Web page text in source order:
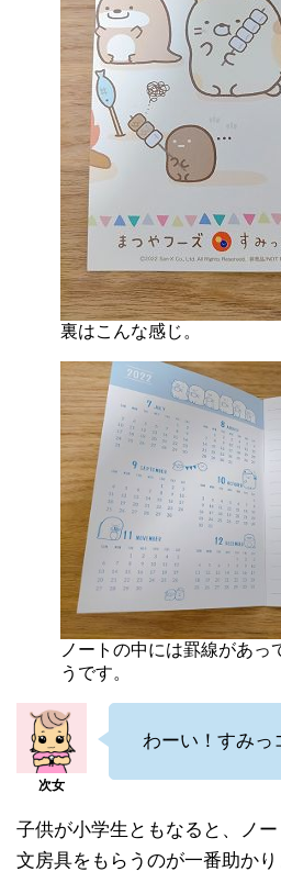
裏はこんな感じ。
ノートの中には罫線があっ
うです。
わーい！すみっ
子供が小学生ともなると、ノ
文房具をもらうのが一番助か